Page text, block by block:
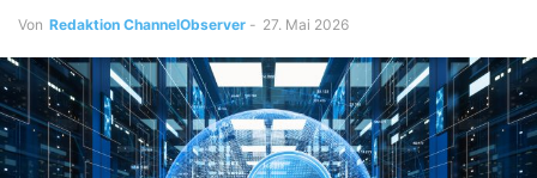
Von Redaktion ChannelObserver - 27. Mai 2026